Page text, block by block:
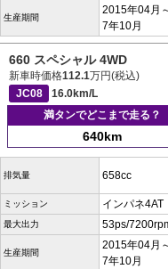
生産期間
2015年04月
7年10月
660 スペシャル 4WD
新車時価格112.1万円(税込)
JC08
16.0km/L
満タンでどこまで走る？
640km
排気量 658cc
ミッション インパネ4AT
最大出力 53ps/
生産期間
2015年04月
7年10月